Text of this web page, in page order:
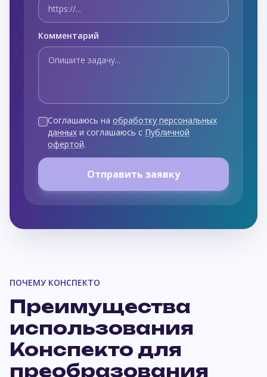
Комментарий
Соглашаюсь на обработку персональных
данных и соглашаюсь с Публичной
офертой.
Отправить заявку
ПОЧЕМУ КОНСПЕКТО
Преимущества
использования
Конспекто для
преобразования